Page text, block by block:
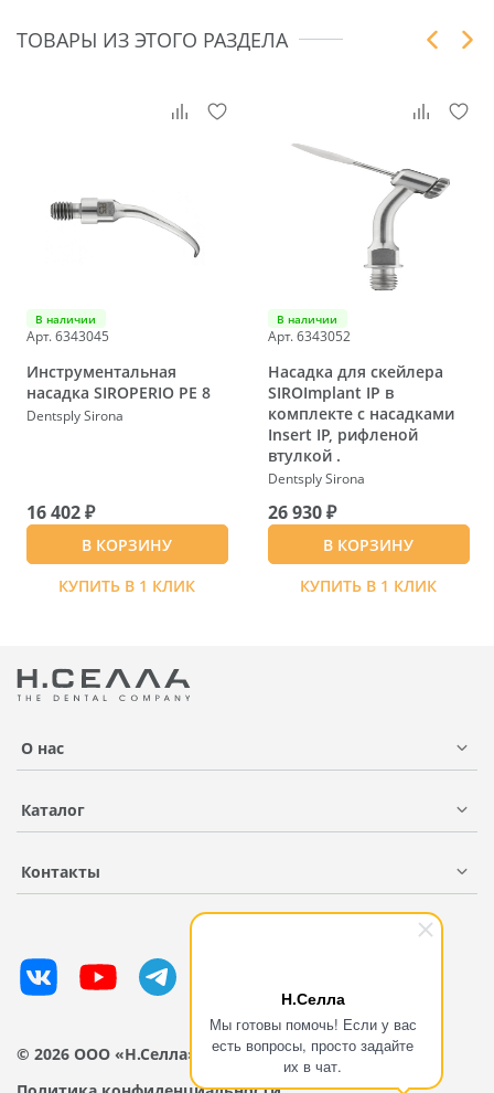
Н.Селла
Мы готовы помочь! Если у вас
есть вопросы, просто задайте
их в чат.
ТОВАРЫ ИЗ ЭТОГО РАЗДЕЛА
В наличии
Арт. 6343045
Инструментальная
насадка SIROPERIO PE 8
Dentsply Sirona
16 402 ₽
В КОРЗИНУ
КУПИТЬ В 1 КЛИК
В наличии
Арт. 6343052
Насадка для скейлера
SIROImplant IP в
комплекте с насадками
Insert IP, рифленой
втулкой .
Dentsply Sirona
26 930 ₽
В КОРЗИНУ
КУПИТЬ В 1 КЛИК
О нас
Каталог
Контакты
© 2026 ООО «Н.Селла»